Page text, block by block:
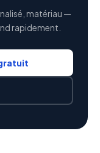
matériau —
rapidement.